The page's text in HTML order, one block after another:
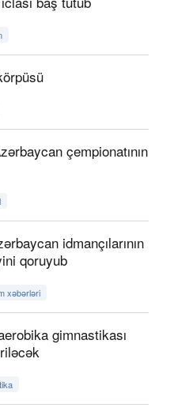
çempionatının
idmançılarının
qoruyub
xəbərləri
gimnastikası